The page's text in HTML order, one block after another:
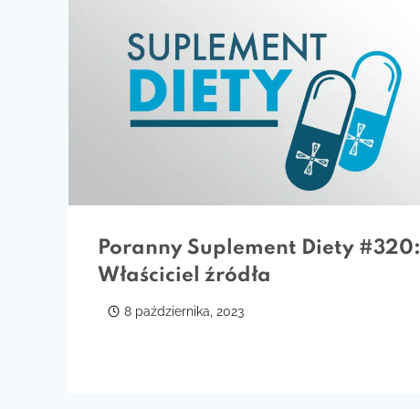
Poranny Suplement Diety #320:
Właściciel źródła
8 października, 2023